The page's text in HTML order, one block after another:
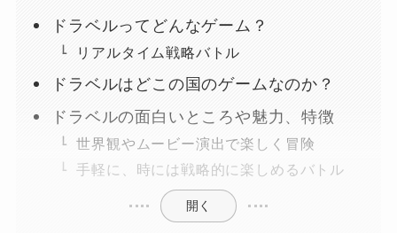
ドラベルってどんなゲーム？
リアルタイム戦略バトル
ドラベルはどこの国のゲームなのか？
ドラベルの面白いところや魅力、特徴
世界観やムービー演出で楽しく冒険
手軽に、時には戦略的に楽しめるバトル
開く